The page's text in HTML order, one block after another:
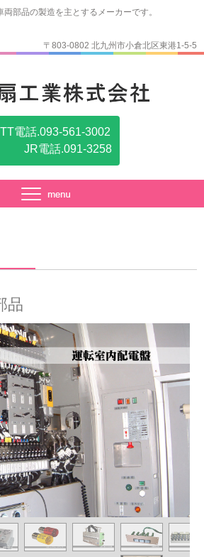
部品の製造を主とするメーカーです。
電話.093-561-3002
電話.091-3258
〒803-0802 北九州市小倉北区東港1-5-5
品